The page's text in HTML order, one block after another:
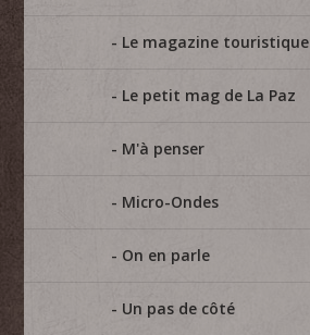
Le magazine touristique
Le petit mag de La Paz
M'à penser
Micro-Ondes
On en parle
Un pas de côté